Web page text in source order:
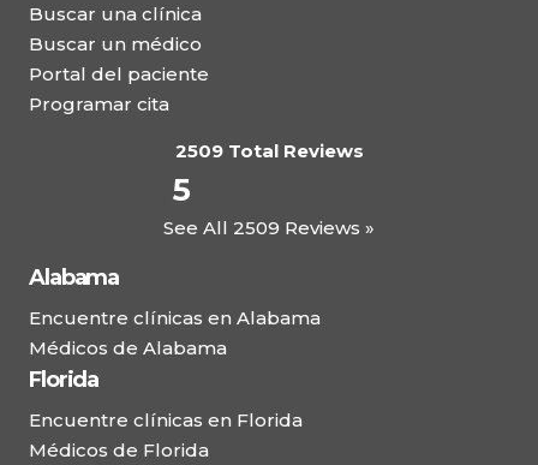
Buscar una clínica
Buscar un médico
Portal del paciente
Programar cita
2509 Total Reviews
5
See All 2509 Reviews »
Alabama
Encuentre clínicas en Alabama
Médicos de Alabama
Florida
Encuentre clínicas en Florida
Médicos de Florida